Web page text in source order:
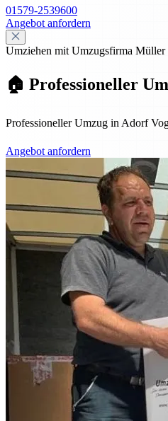
01579-2539600
Angebot anfordern
Umziehen mit Umzugsfirma Müller
🏠 Professioneller
Professioneller Umzug in Adorf
Angebot anfordern